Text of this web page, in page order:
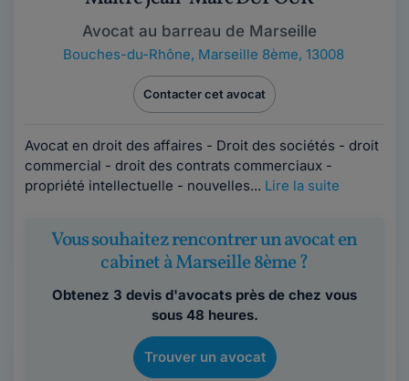
Avocat au barreau de Marseille
Bouches-du-Rhône, Marseille 8ème, 13008
Contacter cet avocat
Avocat en droit des affaires - Droit des sociétés - droit
commercial - droit des contrats commerciaux -
propriété intellectuelle - nouvelles... Lire la suite
Vous souhaitez rencontrer un avocat en
cabinet à Marseille 8ème ?
Obtenez 3 devis d'avocats près de chez vous
sous 48 heures.
Trouver un avocat